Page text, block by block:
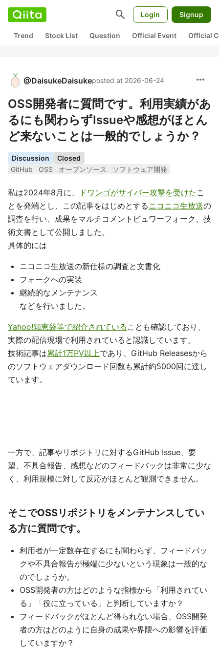
search Login Signup
Trend Stock List Question Official Event Official
@DaisukeDaisukeposted at 2026-06-24 more_horiz
OSS開発者に質問です。利用実績があ
るにも関わらずIssueや感想がほとん
ど来ないことは一般的でしょうか？
Discussion
Closed
GitHub
OSS オープンソース ソフトウェア開発
私は2024年8月に、 ドワンゴがサイバー攻撃を受けた こ
とを発端とし、この記事をはじめとするニコニコ生放送の
調査を行い、成果をマルチコメントビュワーフォーク、技
術文書として公開しました。
具体的には
ニコニコ生放送の新仕様の調査と文書化
フォークへの実装
継続的なメンテナンス
などを行いました。
Yahoo!知恵袋等で紹介されている ことも確認しており、
実際の配信現場で利用されていると認識しています。
技術記事は累計1万PV以上であり、GitHub Releasesから
のソフトウェアダウンロード回数も累計約5000回に達し
ています。
一方で、記事やリポジトリに対するGitHub Issue、要
望、不具合報告、感想などのフィードバックは非常に少な
く、利用規模に対して反応がほとんど観測できません。
そこでOSSリポジトリをメンテナンスしてい
る方に質問です。
利用者が一定数存在するにも関わらず、フィードバッ
クや不具合報告が極端に少ないという現象は一般的な
のでしょうか。
OSS開発者の方はどのような指標から「利用されてい
る」「役に立っている」と判断していますか？
フィードバックがほとんど得られない場合、OSS開発
者の方はどのように自身の成果や界隈への影響を評価
していますか？